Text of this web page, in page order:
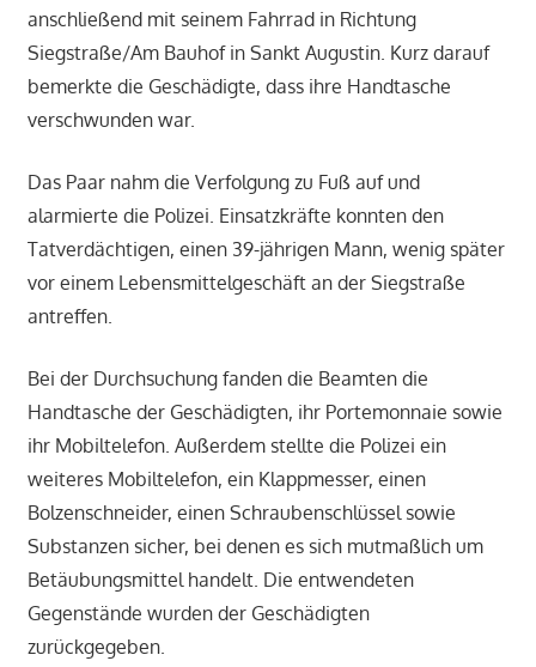
anschließend mit seinem Fahrrad in Richtung
Siegstraße/Am Bauhof in Sankt Augustin. Kurz darauf
bemerkte die Geschädigte, dass ihre Handtasche
verschwunden war.
Das Paar nahm die Verfolgung zu Fuß auf und
alarmierte die Polizei. Einsatzkräfte konnten den
Tatverdächtigen, einen 39-jährigen Mann, wenig später
vor einem Lebensmittelgeschäft an der Siegstraße
antreffen.
Bei der Durchsuchung fanden die Beamten die
Handtasche der Geschädigten, ihr Portemonnaie sowie
ihr Mobiltelefon. Außerdem stellte die Polizei ein
weiteres Mobiltelefon, ein Klappmesser, einen
Bolzenschneider, einen Schraubenschlüssel sowie
Substanzen sicher, bei denen es sich mutmaßlich um
Betäubungsmittel handelt. Die entwendeten
Gegenstände wurden der Geschädigten
zurückgegeben.